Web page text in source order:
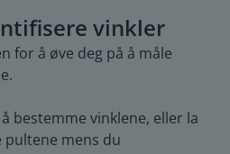
vinkler
for å øve deg på å måle
bestemme vinklene, eller la
pultene mens du